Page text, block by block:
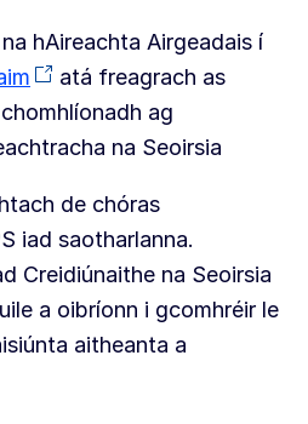
hAireachta Airgeadais í
atá freagrach as
ag
na Seoirsia
de chóras
iad saotharlanna.
Creidiúnaithe na Seoirsia
a oibríonn i gcomhréir le
aitheanta a